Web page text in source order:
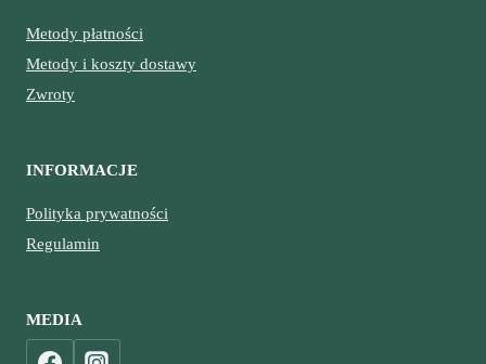
Metody płatności
Metody i koszty dostawy
Zwroty
INFORMACJE
Polityka prywatności
Regulamin
MEDIA